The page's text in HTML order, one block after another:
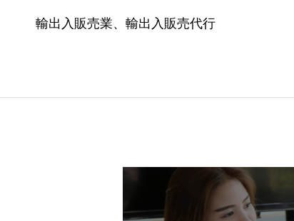
輸出入販売業、輸出入販売代行